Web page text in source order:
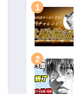
1
2